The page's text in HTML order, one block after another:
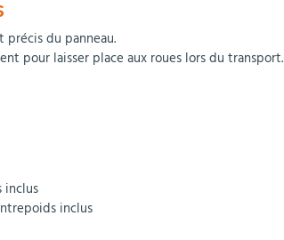
du panneau.
pour laisser place aux roues lors du transport.
inclus
inclus